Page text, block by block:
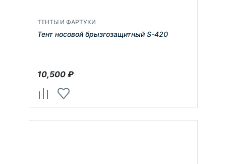
ТЕНТЫ И ФАРТУКИ
Тент носовой брызгозащитный S-420
10,500₽